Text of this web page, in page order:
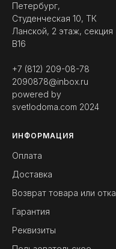
Петербург,
Студенческая 10, ТК
Ланской, 2 этаж, секция
B16
+7 (812) 209-08-78
2090878@inbox.ru
powered by
svetlodoma.com 2024
ИНФОРМАЦИЯ
Оплата
Доставка
Возврат товара или
Гарантия
Реквизиты